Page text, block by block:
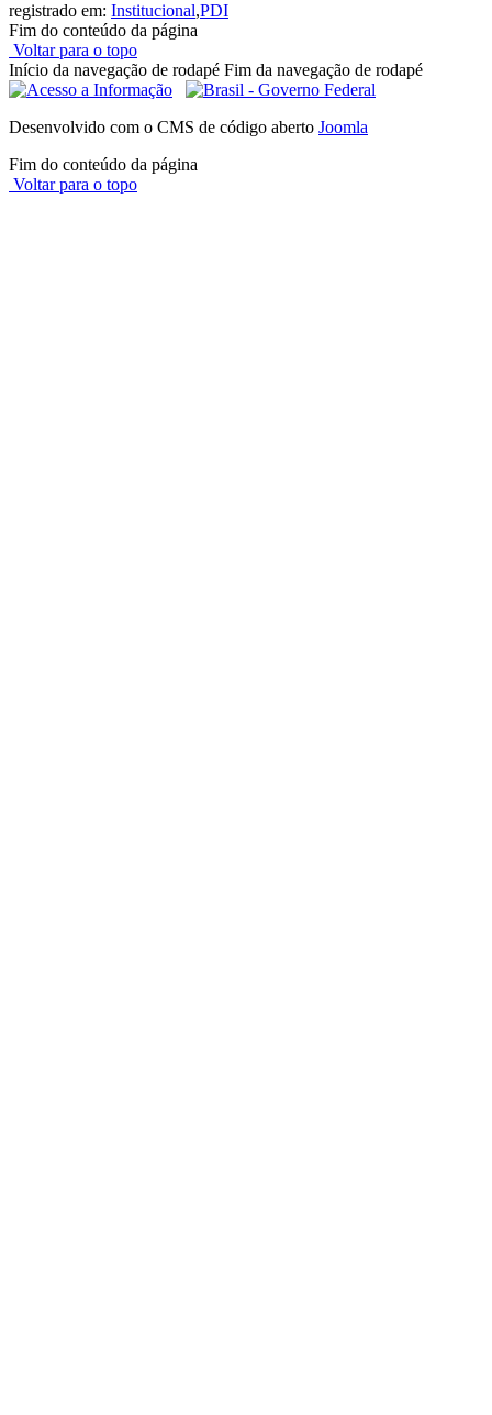
registrado em: Institucional,PDI
Fim do conteúdo da página
Voltar para o topo
Início da navegação de rodapé Fim da navegação de rodapé
Desenvolvido com o CMS de código aberto Joomla
Fim do conteúdo da página
Voltar para o topo